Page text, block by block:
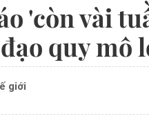
'còn vài
quy mô
giới